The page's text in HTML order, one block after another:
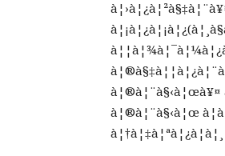
à¦®à¦¨à§‹à¦œà¥¤
à¦®à¦¨à§‹à¦œ